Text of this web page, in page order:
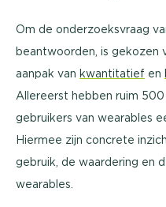
Om de onderzoeksvraag
beantwoorden, is gekozen
aanpak van kwantitatief en
Allereerst hebben ruim
gebruikers van wearables
Hiermee zijn concrete
gebruik, de waardering en
wearables.